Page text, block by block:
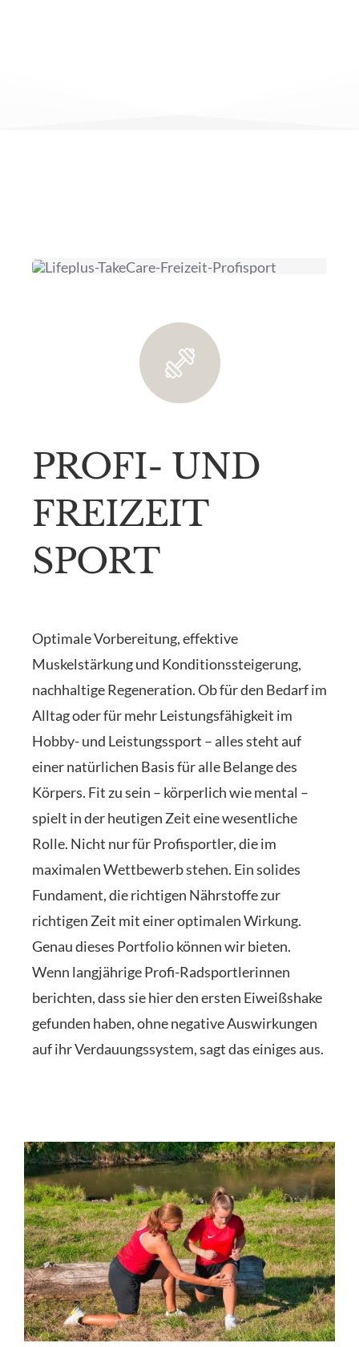
PROFI- UND
FREIZEIT
SPORT
Optimale Vorbereitung, effektive
Muskelstärkung und Konditionssteigerung,
nachhaltige Regeneration. Ob für den Bedarf im
Alltag oder für mehr Leistungsfähigkeit im
Hobby- und Leistungssport – alles steht auf
einer natürlichen Basis für alle Belange des
Körpers. Fit zu sein – körperlich wie mental –
spielt in der heutigen Zeit eine wesentliche
Rolle. Nicht nur für Profisportler, die im
maximalen Wettbewerb stehen. Ein solides
Fundament, die richtigen Nährstoffe zur
richtigen Zeit mit einer optimalen Wirkung.
Genau dieses Portfolio können wir bieten.
Wenn langjährige Profi-Radsportlerinnen
berichten, dass sie hier den ersten Eiweißshake
gefunden haben, ohne negative Auswirkungen
auf ihr Verdauungssystem, sagt das einiges aus.